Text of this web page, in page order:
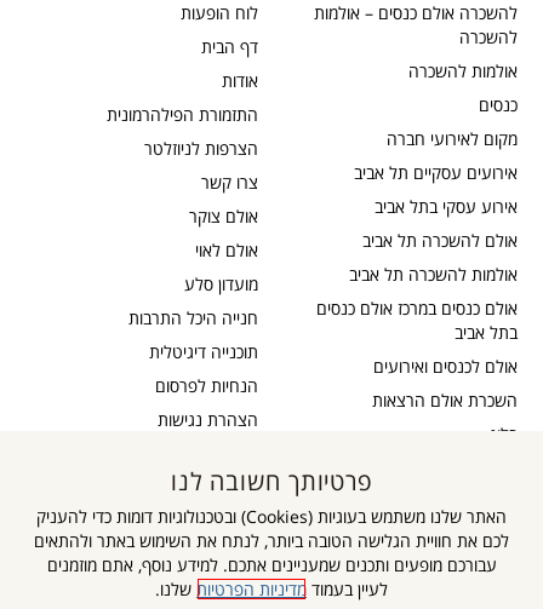
לוח הופעות
דף הבית
אודות
התזמורת הפילהרמונית
הצרפות לניוזלטר
צרו קשר
אולם צוקר
אולם לאוי
מועדון סלע
חנייה היכל התרבות
תוכנייה דיגיטלית
הנחיות לפרסום
הצהרת נגישות
אישור נגישות
מדיניות פרטיות
מפת אתר
להשכרה אולם כנסים – אולמות
להשכרה
אולמות להשכרה
כנסים
מקום לאירועי חברה
אירועים עסקיים תל אביב
אירוע עסקי בתל אביב
אולם להשכרה תל אביב
אולמות להשכרה תל אביב
אולם כנסים במרכז אולם כנסים
בתל אביב
אולם לכנסים ואירועים
השכרת אולם הרצאות
בלוג
פרטיותך חשובה לנו
האתר שלנו משתמש בעוגיות (Cookies) ובטכנולוגיות דומות כדי להעניק
לכם את חוויית הגלישה הטובה ביותר, לנתח את השימוש באתר ולהתאים
עבורכם מופעים ותכנים שמעניינים אתכם. למידע נוסף, אתם מוזמנים
לעיין בעמוד מדיניות הפרטיות שלנו.